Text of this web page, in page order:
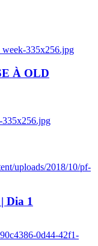
335x256.jpg
À OLD
335x256.jpg
uploads/2018/10/pf-
Dia 1
0d44-42f1-